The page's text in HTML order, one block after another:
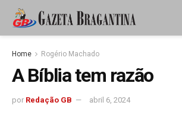
Home Rogério Machado
A Bíblia tem razão
por Redação GB abril 6, 2024